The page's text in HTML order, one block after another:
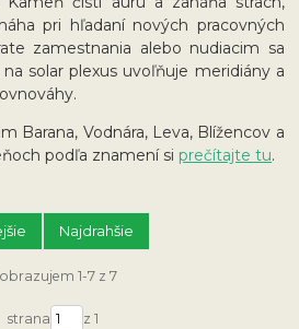
pri hľadaní nových pracovných
zamestnania alebo nudiacim sa
solar plexus uvoľňuje meridiány a
Barana, Vodnára, Leva, Blížencov a
podľa znamení siprečítajte tu.
Najdrahšie
1-7 z 7
strana z 1